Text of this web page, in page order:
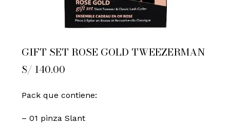
GIFT SET ROSE GOLD TWEEZERMAN
S/ 140.00
Pack que contiene:
– 01 pinza Slant